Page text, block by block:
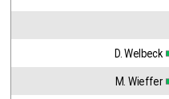
D. Welbeck
M. Wieffer